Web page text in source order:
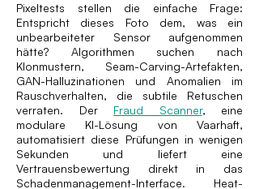
Pixeltests stellen die einfache Frage:
Entspricht dieses Foto dem, was ein
unbearbeiteter Sensor aufgenommen
hätte? Algorithmen suchen nach
Klonmustern, Seam-Carving-Artefakten,
GAN-Halluzinationen und Anomalien im
Rauschverhalten, die subtile Retuschen
verraten. Der Fraud Scanner, eine
modulare KI-Lösung von Vaarhaft,
automatisiert diese Prüfungen in wenigen
Sekunden und liefert eine
Vertrauensbewertung direkt in das
Schadenmanagement-Interface. Heat-